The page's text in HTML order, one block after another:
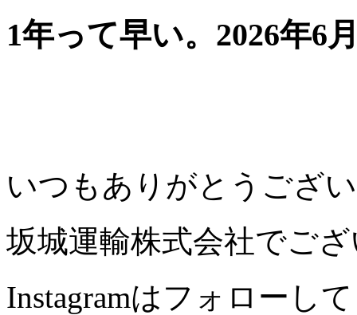
1年って早い。 2026年6
いつもありがとうござ
坂城運輸株式会社でご
Instagramはフォローし